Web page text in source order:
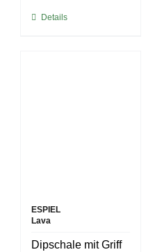
Details
ESPIEL
Lava
Dipschale mit Griff